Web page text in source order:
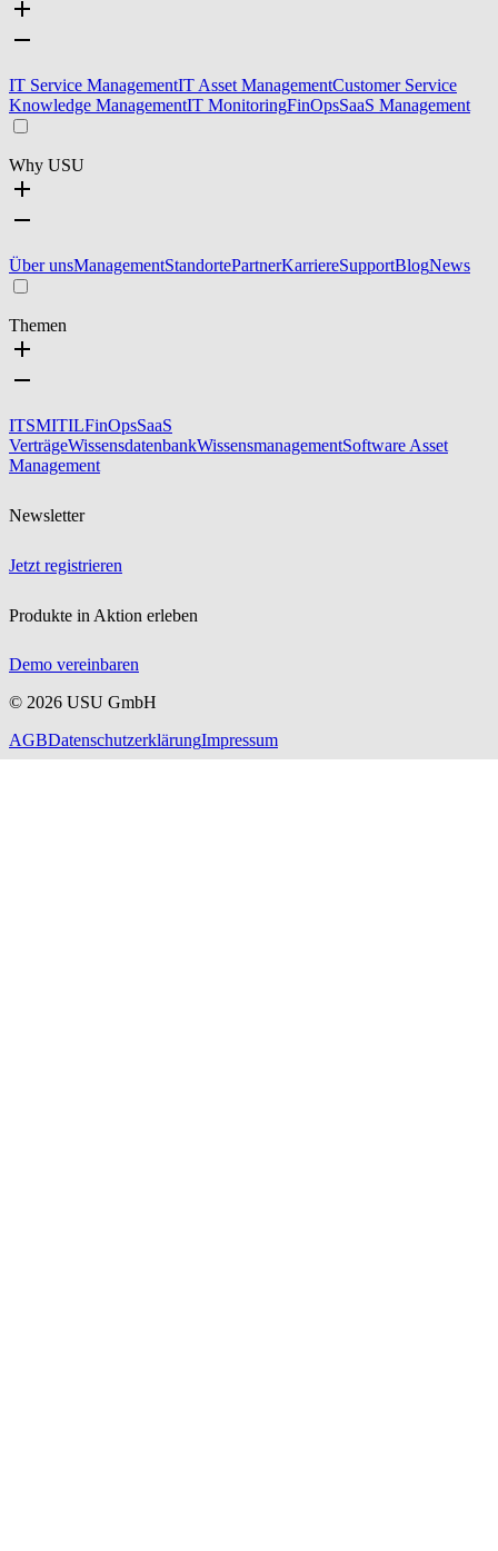
IT Service ManagementIT Asset ManagementCustomer Service
Knowledge ManagementIT MonitoringFinOpsSaaS Management
Why USU
Über unsManagementStandortePartnerKarriereSupportBlogNews
Themen
ITSMITILFinOpsSaaS
VerträgeWissensdatenbankWissensmanagementSoftware Asset
Management
Newsletter
Jetzt registrieren
Produkte in Aktion erleben
Demo vereinbaren
© 2026 USU GmbH
AGBDatenschutzerklärungImpressum